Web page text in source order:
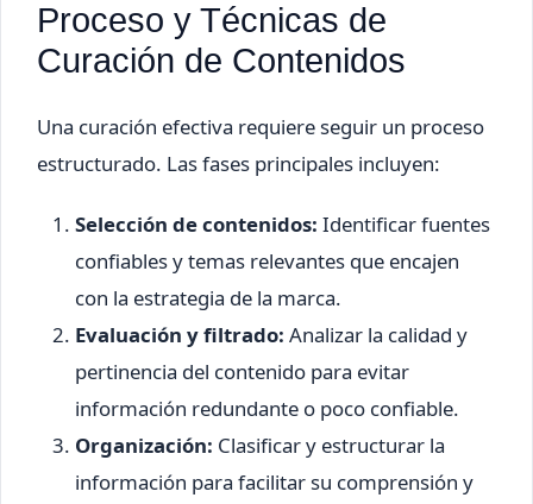
Proceso y Técnicas de
Curación de Contenidos
Una curación efectiva requiere seguir un proceso
estructurado. Las fases principales incluyen:
Selección de contenidos: Identificar fuentes
confiables y temas relevantes que encajen
con la estrategia de la marca.
Evaluación y filtrado: Analizar la calidad y
pertinencia del contenido para evitar
información redundante o poco confiable.
Organización: Clasificar y estructurar la
información para facilitar su comprensión y